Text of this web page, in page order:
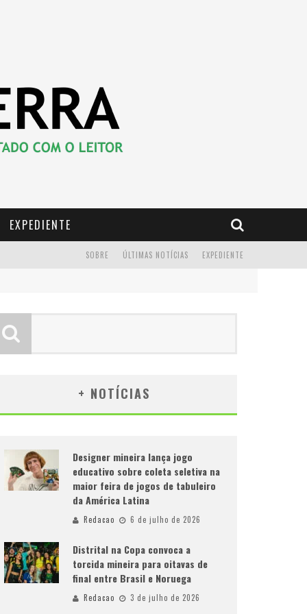
EXPEDIENTE
EXPEDIENTE
ÚLTIMAS NOTÍCIAS
SOBRE
+ NOTÍCIAS
Designer mineira lança jogo
educativo sobre coleta seletiva na
maior feira de jogos de tabuleiro
da América Latina
Redacao 6 de julho de 2026
Distrital na Copa convoca a
torcida mineira para oitavas de
final entre Brasil e Noruega
Redacao 3 de julho de 2026